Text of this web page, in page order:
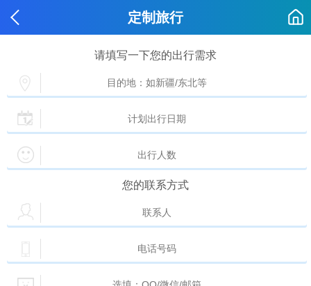
定制旅行
请填写一下您的出行需求
您的联系方式